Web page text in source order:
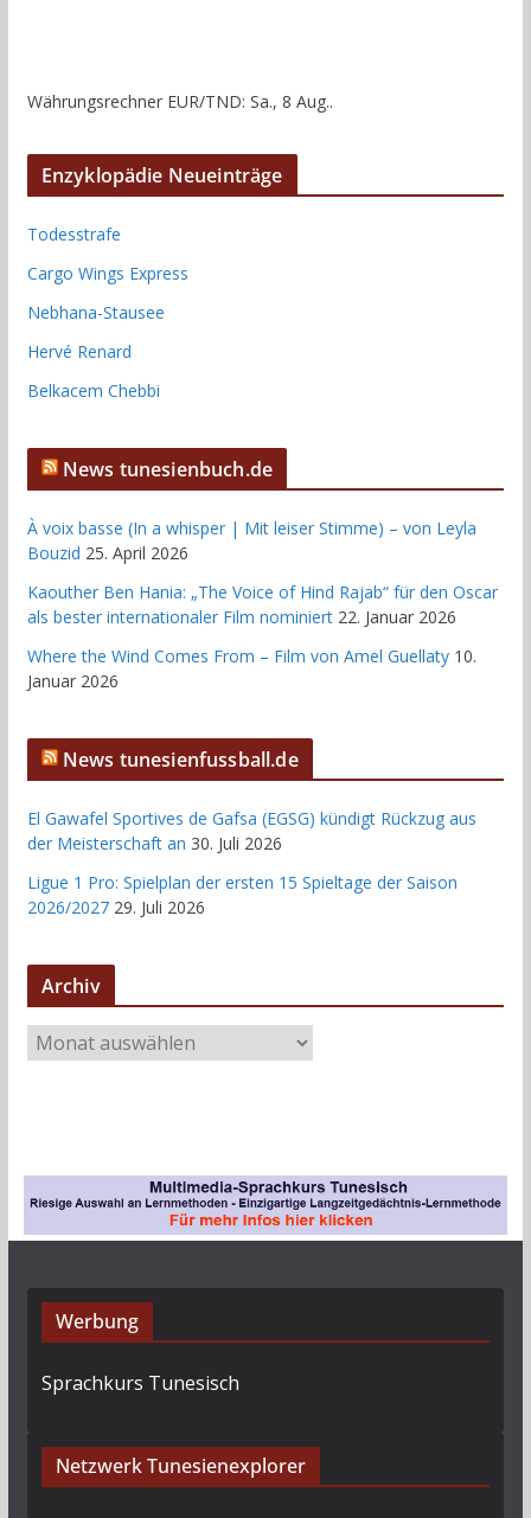
Währungsrechner EUR/TND: Sa., 8 Aug..
Enzyklopädie Neueinträge
Todesstrafe
Cargo Wings Express
Nebhana-Stausee
Hervé Renard
Belkacem Chebbi
News tunesienbuch.de
À voix basse (In a whisper | Mit leiser Stimme) – von Leyla
Bouzid 25. April 2026
Kaouther Ben Hania: „The Voice of Hind Rajab“ für den Oscar
als bester internationaler Film nominiert 22. Januar 2026
Where the Wind Comes From – Film von Amel Guellaty 10.
Januar 2026
News tunesienfussball.de
El Gawafel Sportives de Gafsa (EGSG) kündigt Rückzug aus
der Meisterschaft an 30. Juli 2026
Ligue 1 Pro: Spielplan der ersten 15 Spieltage der Saison
2026/2027 29. Juli 2026
Archiv
r
Werbung
Sprachkurs Tunesisch
Netzwerk Tunesienexplorer